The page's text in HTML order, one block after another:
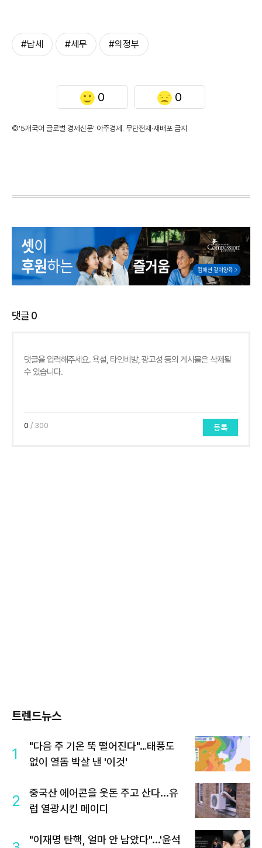
#납세 #세무 #의정부
0 0
©'5개국어 글로벌 경제신문' 아주경제. 무단전재·재배포 금지
댓글0
0 / 300 등록
트렌드뉴스
1
"다음 주 기온 뚝 떨어진다"…태풍도
없이 열돔 박살 낸 '이것'
2
중국산 에어콘을 웃돈 주고 산다...유
럽 열광시킨 메이디
"이재명 탄핵, 얼마 안 남았다"...'윤석